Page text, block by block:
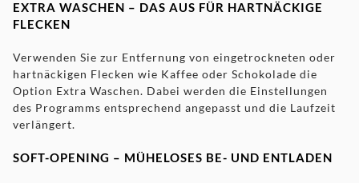
EXTRA WASCHEN – DAS AUS FÜR HARTNÄCKIGE
FLECKEN
Verwenden Sie zur Entfernung von eingetrockneten oder
hartnäckigen Flecken wie Kaffee oder Schokolade die
Option Extra Waschen. Dabei werden die Einstellungen
des Programms entsprechend angepasst und die Laufzeit
verlängert.
SOFT-OPENING – MÜHELOSES BE- UND ENTLADEN